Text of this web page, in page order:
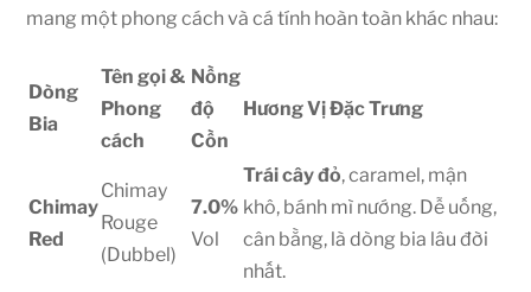
mang một phong cách và cá tính hoàn toàn khác nhau:
Dòng
Bia
Tên gọi &
Phong
cách
Nồng
độ
Cồn
Hương Vị Đặc Trưng
Chimay
Red
Chimay
Rouge
(Dubbel)
7.0%
Vol
Trái cây đỏ, caramel, mận
khô, bánh mì nướng. Dễ uống,
cân bằng, là dòng bia lâu đời
nhất.